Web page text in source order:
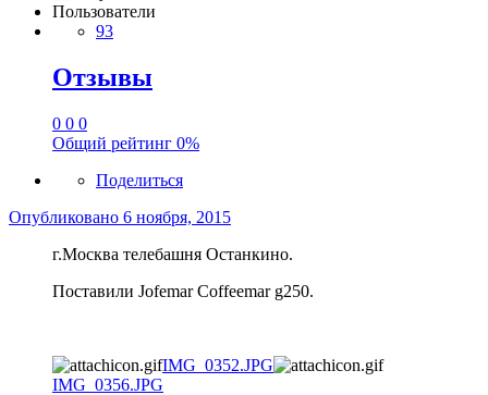
Пользователи
93
Отзывы
0 0 0
Общий рейтинг 0%
Поделиться
Опубликовано 6 ноября, 2015
г.Москва телебашня Останкино.
Поставили Jofemar Coffeemar g250.
IMG_0352.JPG
IMG_0356.JPG